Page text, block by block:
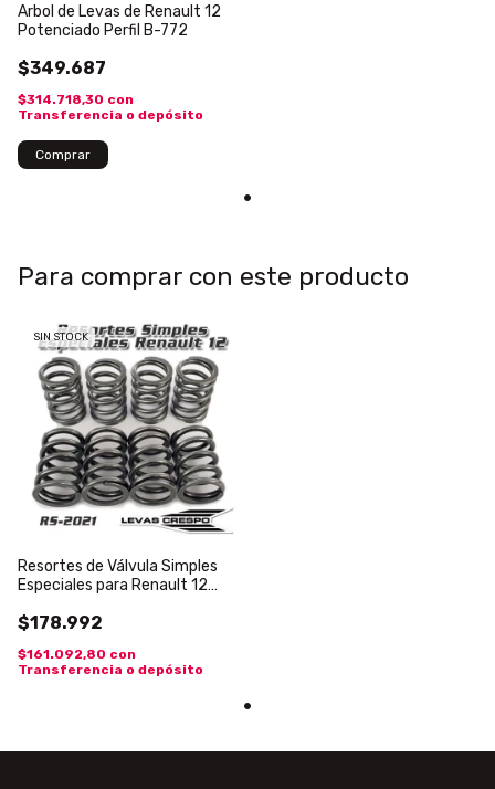
Arbol de Levas de Renault 12
Potenciado Perfil B-772
$349.687
$314.718,30 con
Transferencia o depósito
Para comprar con este producto
SIN STOCK
Resortes de Válvula Simples
Especiales para Renault 12
$178.992
$161.092,80 con
Transferencia o depósito